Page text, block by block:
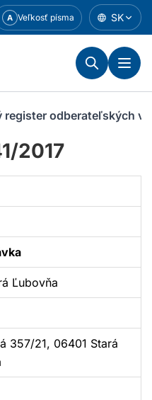
A Veľkosť písma SK
register odberateľských
2017
Ľubovňa
357/21, 06401 Stará